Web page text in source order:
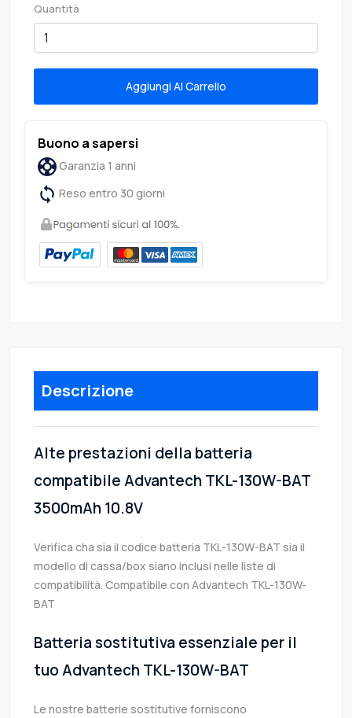
Quantità
Aggiungi Al Carrello
Buono a sapersi
Garanzia 1 anni
Reso entro 30 giorni
Descrizione
Alte prestazioni della batteria
compatibile Advantech TKL-130W-BAT
3500mAh 10.8V
Verifica cha sia il codice batteria TKL-130W-BAT sia il
modello di cassa/box siano inclusi nelle liste di
compatibilità. Compatibile con Advantech TKL-130W-
BAT
Batteria sostitutiva essenziale per il
tuo Advantech TKL-130W-BAT
Le nostre batterie sostitutive forniscono